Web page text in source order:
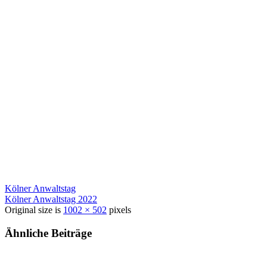
Kölner Anwaltstag
Kölner Anwaltstag 2022
Original size is 1002 × 502 pixels
Ähnliche Beiträge